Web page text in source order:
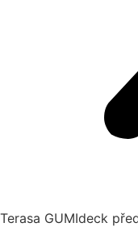
Terasa GUMIdeck